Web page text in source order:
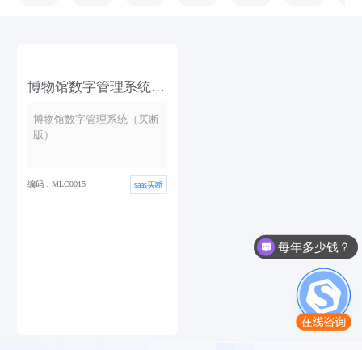
博物馆数字管理系统
博物馆数字管理系统（买断
版）
编码：MLC0015 saas买断
每年多少钱？